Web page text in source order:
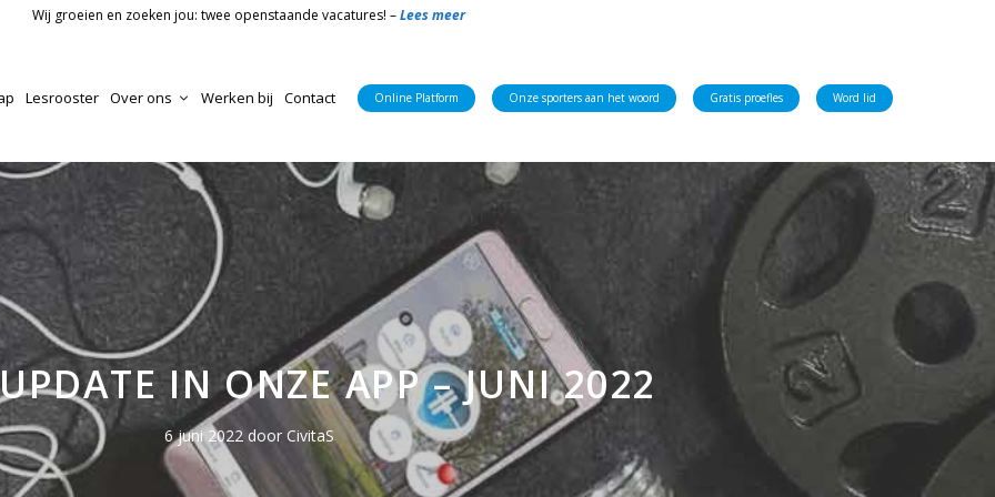
Wij groeien en zoeken jou: twee openstaande vacatures! –Lees meer
Online Platform
Bedrijfsvitaliteit
CivitaS Small group training
Groepslessen Marknesse
Livestream
Lesrooster Over ons
Nieuws & Blog
Algemene voorwaarden
Huisregels
Bedrijfsvitaliteit
CivitaS Meppel
CivitaS Marknesse
Werken bij Contact Online Platform Onze sporters aan het woord Gratis proefles Word lid
IN ONZE APP – JUNI 2022
6 juni 2022door CivitaS